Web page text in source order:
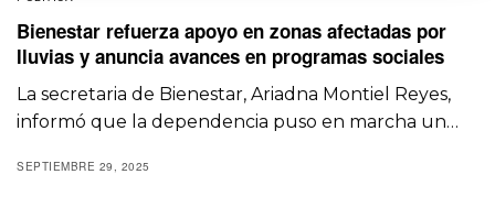
Bienestar refuerza apoyo en zonas afectadas por
lluvias y anuncia avances en programas sociales
La secretaria de Bienestar, Ariadna Montiel Reyes,
informó que la dependencia puso en marcha un…
SEPTIEMBRE 29, 2025